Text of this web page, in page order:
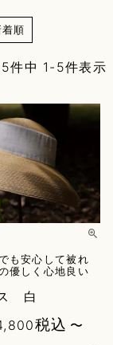
着順
5件中 1 - 5件表示
も安心して被れ
優しく心地良い
白
税込 〜